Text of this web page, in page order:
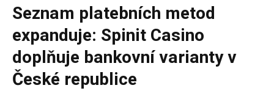
Seznam platebních metod
expanduje: Spinit Casino
doplňuje bankovní varianty v
České republice